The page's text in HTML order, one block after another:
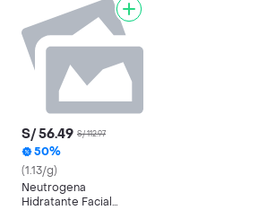
S/ 56.49 S/ 112.97
50%
(1.13/g)
Neutrogena
Hidratante Facial